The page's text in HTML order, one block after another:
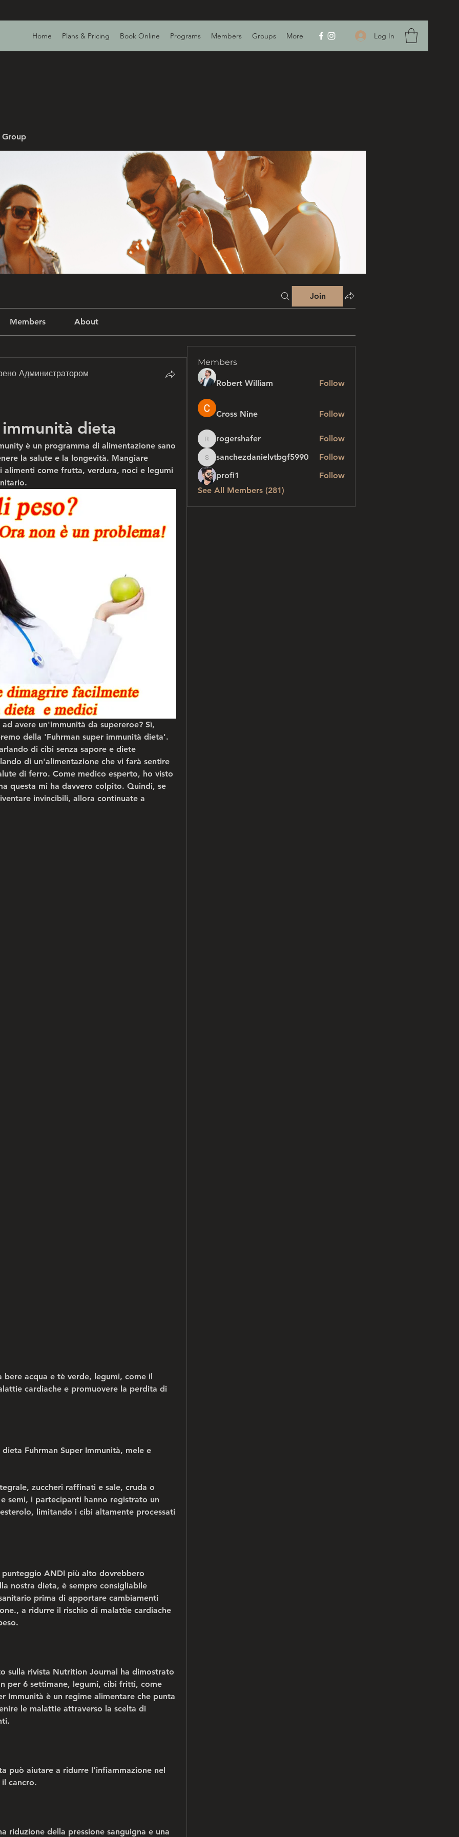
Home Plans & Pricing Book Online Programs Members Groups More Log In
Group
Join
Members About
Администратором
dieta
è un programma di alimentazione sano
la salute e la longevità. Mangiare
alimenti come frutta, verdura, noci e legumi
avere un'immunità da supereroe? Sì,
della 'Fuhrman super immunità dieta'.
di cibi senza sapore e diete
di un'alimentazione che vi farà sentire
di ferro. Come medico esperto, ho visto
questa mi ha davvero colpito. Quindi, se
invincibili, allora continuate a
cardiache e promuovere la perdita di
Fuhrman Super Immunità, mele e
zuccheri raffinati e sale, cruda o
semi, i partecipanti hanno registrato un
limitando i cibi altamente processati
ANDI più alto dovrebbero
nostra dieta, è sempre consigliabile
prima di apportare cambiamenti
a ridurre il rischio di malattie cardiache
sulla rivista Nutrition Journal ha dimostrato
per 6 settimane, legumi, cibi fritti, come
Immunità è un regime alimentare che punta
le malattie attraverso la scelta di
può aiutare a ridurre l'infiammazione nel
cancro.
riduzione della pressione sanguigna e una
Members
Robert William Follow
Cross Nine Follow
rogershafer
rogershafer Follow
sanchezdanielvtbgf5990
sanchezdanielvtbgf5990
Follow
profi1
Follow
See All Members (281)